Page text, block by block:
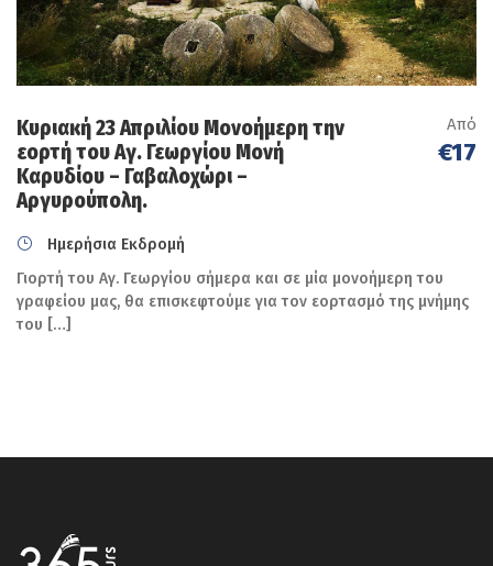
Κυριακή 23 Απριλίου Μονοήμερη την
εορτή του Αγ. Γεωργίου Μονή
Καρυδίου – Γαβαλοχώρι –
Αργυρούπολη.
Από
€17
Ημερήσια Εκδρομή
Γιορτή του Αγ. Γεωργίου σήμερα και σε μία μονοήμερη του
γραφείου μας, θα επισκεφτούμε για τον εορτασμό της μνήμης
του […]